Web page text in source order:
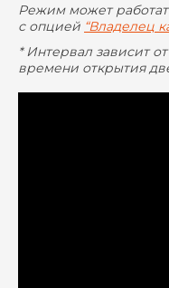
Режим может
с опцией “Владелец
* Интервал зависит
времени открытия